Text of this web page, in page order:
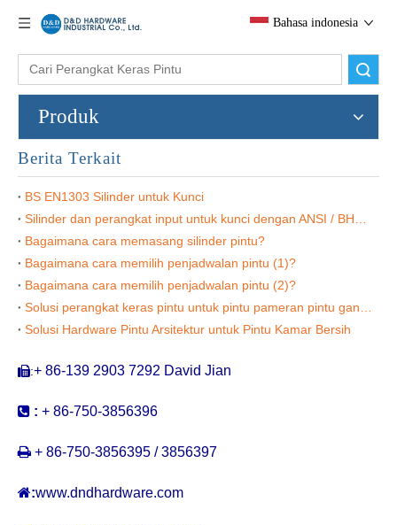
Bahasa indonesia
Produk
Berita Terkait
BS EN1303 Silinder untuk Kunci
Bagaimana cara memasang silinder pintu?
Bagaimana cara memilih penjadwalan pintu (1)?
Bagaimana cara memilih penjadwalan pintu (2)?
Solusi Hardware Pintu Arsitektur untuk Pintu Kamar Bersih
:+ 86-139 2903 7292 David Jian
 : + 86-750-3856396
 + 86-750-3856395 / 3856397
:www.dndhardware.com
Kunci Kuningan dan Turn Mortise Lock Cylinders-DDLC005